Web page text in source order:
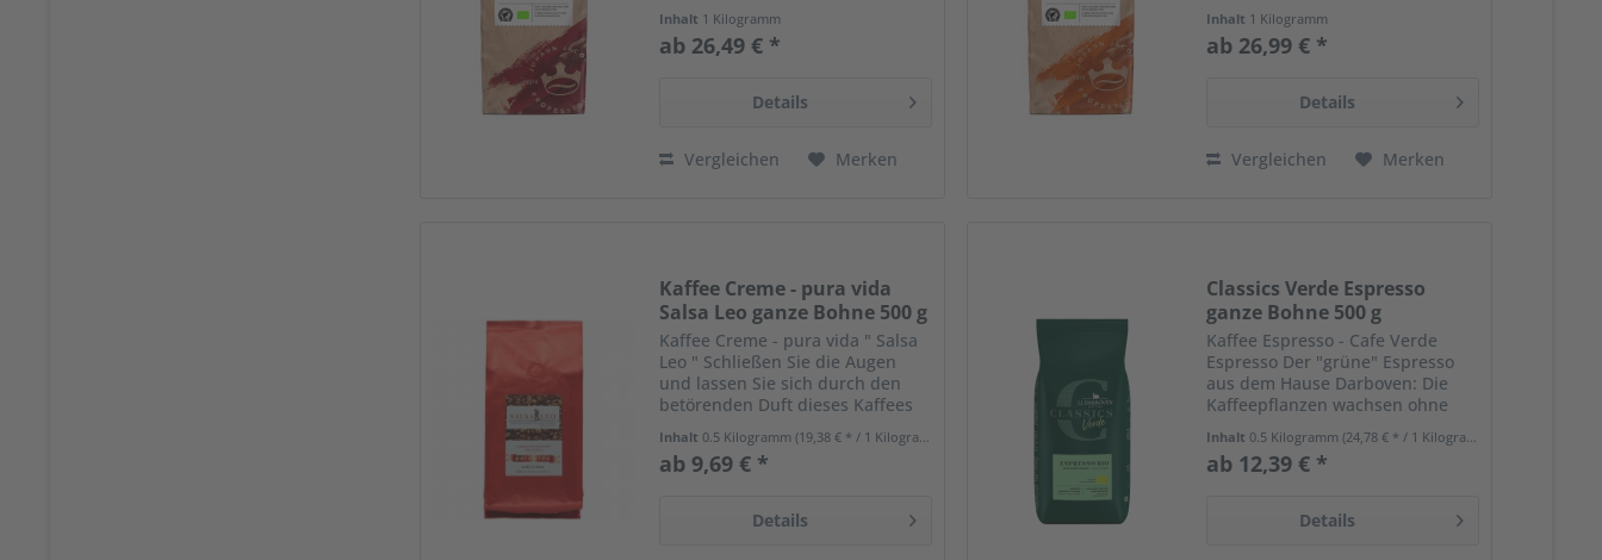
biologischem Anbau. Die
Arabicabohnen werden sorgfältig
Inhalt 1 Kilogramm
ab 26,49 € *
Details
Vergleichen Merken
Perus, ist RA-zertifiziert und zu
100 % biologisch angebaut. Die
Inhalt 1 Kilogramm
ab 26,99 € *
Details
Vergleichen Merken
Kaffee Creme - pura vida
Salsa Leo ganze Bohne 500 g
Kaffee Creme - pura vida " Salsa
Leo " Schließen Sie die Augen
und lassen Sie sich durch den
betörenden Duft dieses Kaffees
steilen Hängen des östlichen
Hochlandes reifen die
Inhalt 0.5 Kilogramm(19,38 € * / 1 Kilogramm)
ab 9,69 € *
Details
Classics Verde Espresso
ganze Bohne 500 g
Kaffee Espresso - Cafe Verde
Espresso Der "grüne" Espresso
aus dem Hause Darboven: Die
Kaffeepflanzen wachsen ohne
synthetische Pestizide. Deshalb
erhielt dieser Kaffee das
Verordnung. Mit Cafe...
Inhalt 0.5 Kilogramm(24,78 € * / 1 Kilogramm)
ab 12,39 € *
Details